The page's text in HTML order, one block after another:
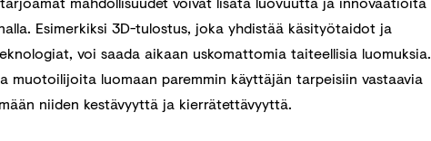
Esimerkiksi 3D-tulostus, joka yhdistää käsityötaidot ja
voi saada aikaan uskomattomia taiteellisia luomuksia.
muotoilijoita luomaan paremmin käyttäjän tarpeisiin vastaavia
niiden kestävyyttä ja kierrätettävyyttä.